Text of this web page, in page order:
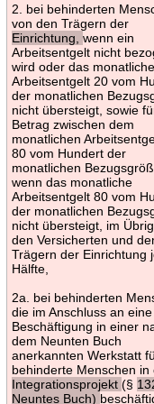
2. bei behinderten
von den Trägern der
Einrichtung, wenn ein
Arbeitsentgelt nicht
wird oder das monatliche
Arbeitsentgelt 20 vom
der monatlichen
nicht übersteigt, sowie
Betrag zwischen dem
monatlichen
80 vom Hundert der
monatlichen
wenn das monatliche
Arbeitsentgelt 80 vom
der monatlichen
nicht übersteigt, im
den Versicherten und
Trägern der Einrichtung
Hälfte,
2a. bei behinderten
die im Anschluss an eine
Beschäftigung in einer
dem Neunten Buch
anerkannten Werkstatt
behinderte Menschen in
Integrationsprojekt (§
Neuntes Buch)